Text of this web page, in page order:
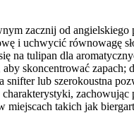
zacznij od angielskiego
i uchwycić równowagę
na tulipan dla
skoncentrować zapach;
snifter lub szerokoustna
zachowując
miejscach takich jak